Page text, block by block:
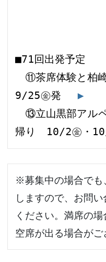
■71回出発予定
⑪茶席体験と柏
9/25㊎発 ▶
⑬立山黒部アル
帰り　10/2㊎・
※募集中の場合でも
しますので、お問い
ください。満席の
空席が出る場合がご